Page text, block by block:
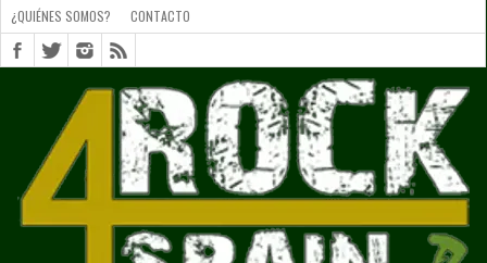
SOMOS?
CONTACTO
SHORTS
¿QUIÉNES SOMOS? CONTACTO